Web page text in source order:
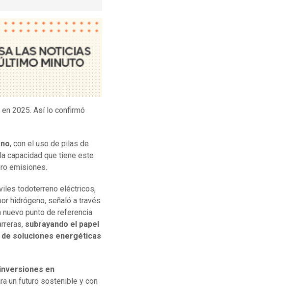
2025. Así lo confirmó
, con el uso de pilas de
capacidad que tiene este
emisiones.
todoterreno eléctricos,
hidrógeno, señaló a través
punto de referencia
subrayando el papel
soluciones energéticas
en
un futuro sostenible y con